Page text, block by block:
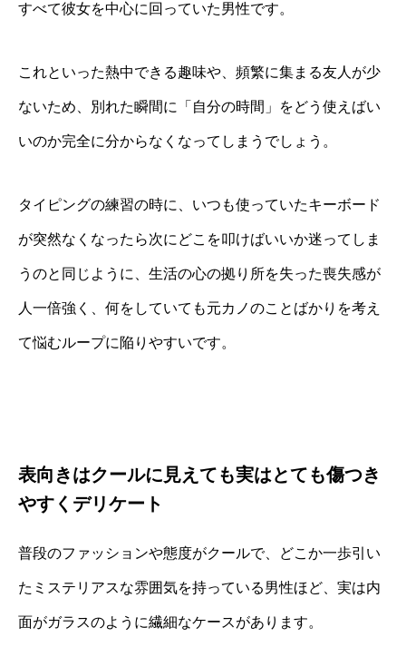
すべて彼女を中心に回っていた男性です。
これといった熱中できる趣味や、頻繁に集まる友人が少
ないため、別れた瞬間に「自分の時間」をどう使えばい
いのか完全に分からなくなってしまうでしょう。
タイピングの練習の時に、いつも使っていたキーボード
が突然なくなったら次にどこを叩けばいいか迷ってしま
うのと同じように、生活の心の拠り所を失った喪失感が
人一倍強く、何をしていても元カノのことばかりを考え
て悩むループに陥りやすいです。
表向きはクールに見えても実はとても傷つき
やすくデリケート
普段のファッションや態度がクールで、どこか一歩引い
たミステリアスな雰囲気を持っている男性ほど、実は内
面がガラスのように繊細なケースがあります。